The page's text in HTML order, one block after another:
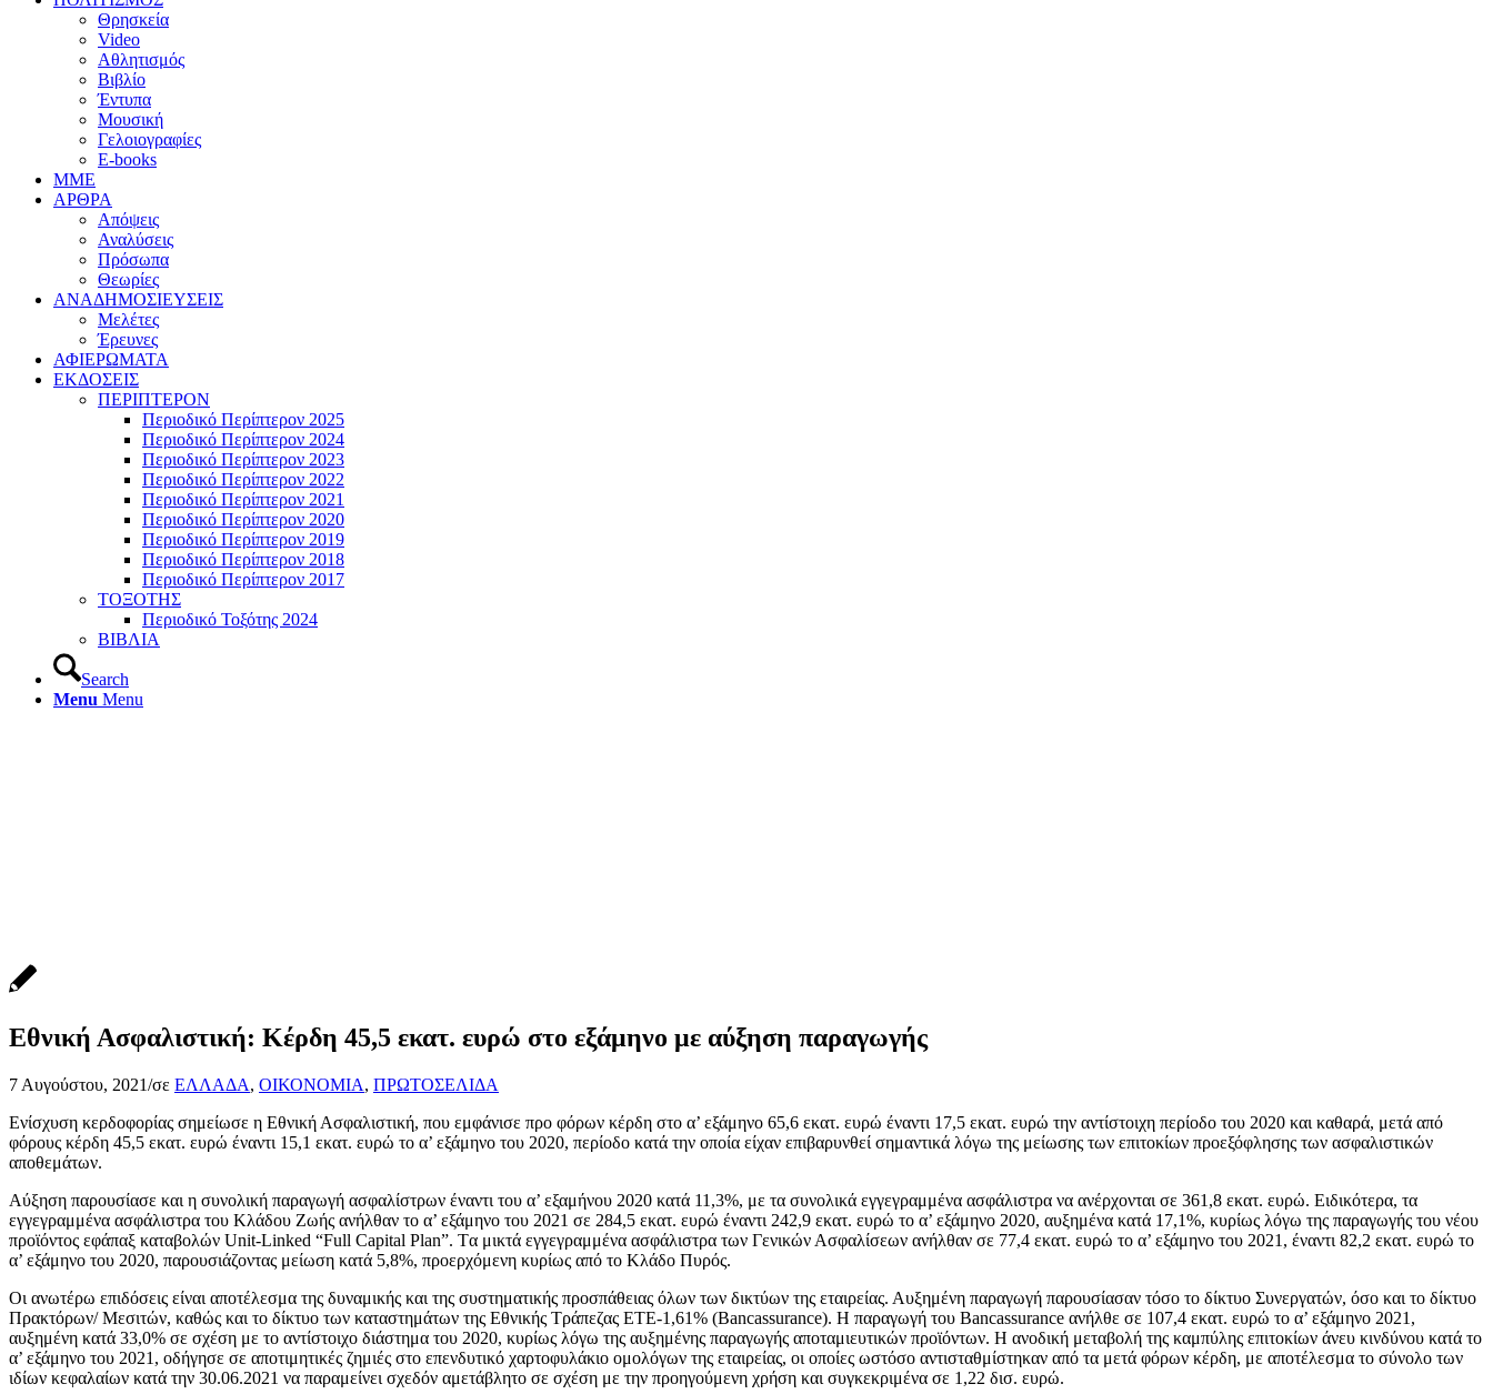
Θρησκεία
Video
Αθλητισμός
Βιβλίο
Έντυπα
Μουσική
Γελοιογραφίες
E-books
MME
ΑΡΘΡΑ
Απόψεις
Αναλύσεις
Πρόσωπα
Θεωρίες
ΑΝΑΔΗΜΟΣΙΕΥΣΕΙΣ
Μελέτες
Έρευνες
ΑΦΙΕΡΩΜΑΤΑ
ΕΚΔΟΣΕΙΣ
ΠΕΡΙΠΤΕΡΟΝ
Περιοδικό Περίπτερον 2025
Περιοδικό Περίπτερον 2024
Περιοδικό Περίπτερον 2023
Περιοδικό Περίπτερον 2022
Περιοδικό Περίπτερον 2021
Περιοδικό Περίπτερον 2020
Περιοδικό Περίπτερον 2019
Περιοδικό Περίπτερον 2018
Περιοδικό Περίπτερον 2017
ΤΟΞΟΤΗΣ
Περιοδικό Τοξότης 2024
ΒΙΒΛΙΑ
Search
Menu Menu
Εθνική Ασφαλιστική: Κέρδη 45,5 εκατ. ευρώ στο εξάμηνο με αύξηση παραγωγής
7 Αυγούστου, 2021/σε ΕΛΛΑΔΑ, ΟΙΚΟΝΟΜΙΑ, ΠΡΩΤΟΣΕΛΙΔΑ
Ενίσχυση κερδοφορίας σημείωσε η Εθνική Ασφαλιστική, που εμφάνισε προ φόρων κέρδη στο α’ εξάμηνο 65,6 εκατ. ευρώ έναντι 17,5 εκατ. ευρώ την αντίστοιχη περίοδο του 2020 και καθαρά, μετά από
φόρους κέρδη 45,5 εκατ. ευρώ έναντι 15,1 εκατ. ευρώ το α’ εξάμηνο του 2020, περίοδο κατά την οποία είχαν επιβαρυνθεί σημαντικά λόγω της μείωσης των επιτοκίων προεξόφλησης των ασφαλιστικών
αποθεμάτων.
Αύξηση παρουσίασε και η συνολική παραγωγή ασφαλίστρων έναντι του α’ εξαμήνου 2020 κατά 11,3%, με τα συνολικά εγγεγραμμένα ασφάλιστρα να ανέρχονται σε 361,8 εκατ. ευρώ. Ειδικότερα, τα
εγγεγραμμένα ασφάλιστρα του Κλάδου Ζωής ανήλθαν το α’ εξάμηνο του 2021 σε 284,5 εκατ. ευρώ έναντι 242,9 εκατ. ευρώ το α’ εξάμηνο 2020, αυξημένα κατά 17,1%, κυρίως λόγω της παραγωγής του νέου
προϊόντος εφάπαξ καταβολών Unit-Linked “Full Capital Plan”. Tα μικτά εγγεγραμμένα ασφάλιστρα των Γενικών Ασφαλίσεων ανήλθαν σε 77,4 εκατ. ευρώ το α’ εξάμηνο του 2021, έναντι 82,2 εκατ. ευρώ το
α’ εξάμηνο του 2020, παρουσιάζοντας μείωση κατά 5,8%, προερχόμενη κυρίως από το Κλάδο Πυρός.
Οι ανωτέρω επιδόσεις είναι αποτέλεσμα της δυναμικής και της συστηματικής προσπάθειας όλων των δικτύων της εταιρείας. Αυξημένη παραγωγή παρουσίασαν τόσο το δίκτυο Συνεργατών, όσο και το δίκτυο
Πρακτόρων/ Μεσιτών, καθώς και το δίκτυο των καταστημάτων της Εθνικής Τράπεζας ΕΤΕ-1,61% (Bancassurance). Η παραγωγή του Bancassurance ανήλθε σε 107,4 εκατ. ευρώ το α’ εξάμηνο 2021,
αυξημένη κατά 33,0% σε σχέση με το αντίστοιχο διάστημα του 2020, κυρίως λόγω της αυξημένης παραγωγής αποταμιευτικών προϊόντων. Η ανοδική μεταβολή της καμπύλης επιτοκίων άνευ κινδύνου κατά το
α’ εξάμηνο του 2021, οδήγησε σε αποτιμητικές ζημιές στο επενδυτικό χαρτοφυλάκιο ομολόγων της εταιρείας, οι οποίες ωστόσο αντισταθμίστηκαν από τα μετά φόρων κέρδη, με αποτέλεσμα το σύνολο των
ιδίων κεφαλαίων κατά την 30.06.2021 να παραμείνει σχεδόν αμετάβλητο σε σχέση με την προηγούμενη χρήση και συγκεκριμένα σε 1,22 δισ. ευρώ.